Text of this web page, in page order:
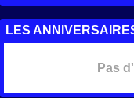
LES
Pas